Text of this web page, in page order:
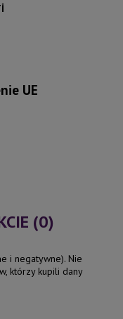
UE
(0)
i negatywne). Nie
którzy kupili dany